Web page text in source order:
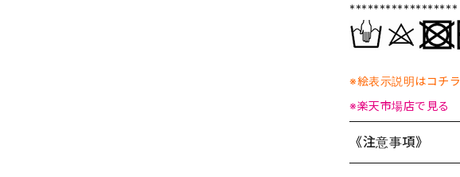
******************
※絵表示説明はコチラ
※楽天市場店で見る
《注意事項》